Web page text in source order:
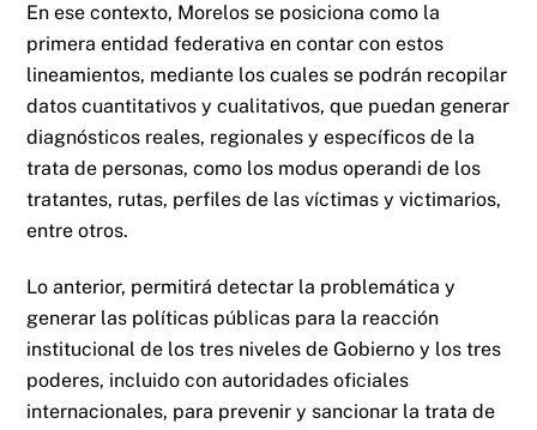
En ese contexto, Morelos se posiciona como la
primera entidad federativa en contar con estos
lineamientos, mediante los cuales se podrán recopilar
datos cuantitativos y cualitativos, que puedan generar
diagnósticos reales, regionales y específicos de la
trata de personas, como los modus operandi de los
tratantes, rutas, perfiles de las víctimas y victimarios,
entre otros.
Lo anterior, permitirá detectar la problemática y
generar las políticas públicas para la reacción
institucional de los tres niveles de Gobierno y los tres
poderes, incluido con autoridades oficiales
internacionales, para prevenir y sancionar la trata de